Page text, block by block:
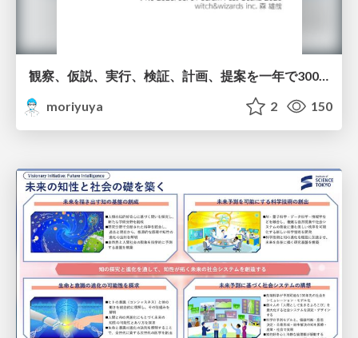
観察、仮説、実行、検証、計画、提案を一年で3000回トレーニングする方法/3000 Thinking Loops in 365 Days
moriyuya
2 150